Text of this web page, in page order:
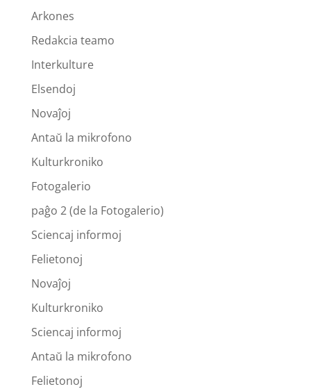
Arkones
Redakcia teamo
Interkulture
Elsendoj
Novaĵoj
Antaŭ la mikrofono
Kulturkroniko
Fotogalerio
paĝo 2 (de la Fotogalerio)
Sciencaj informoj
Felietonoj
Novaĵoj
Kulturkroniko
Sciencaj informoj
Antaŭ la mikrofono
Felietonoj